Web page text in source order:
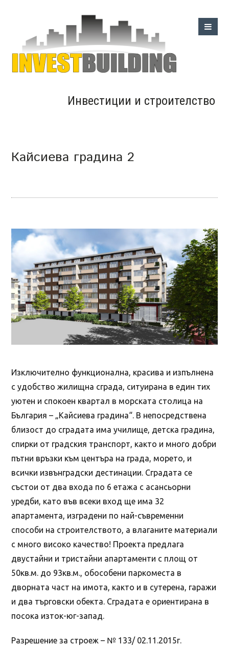
Инвестиции и строителство
Кайсиева градина 2
Изключително функционална, красива и изпълнена
с удобство жилищна сграда, ситуирана в един тих
уютен и спокоен квартал в морската столица на
България – „Кайсиева градина“. В непосредствена
близост до сградата има училище, детска градина,
спирки от градския транспорт, както и много добри
пътни връзки към центъра на града, морето, и
всички извънградски дестинации. Сградата се
състои от два входа по 6 етажа с асансьорни
уредби, като във всеки вход ще има 32
апартамента, изградени по най-съвременни
способи на строителството, а влаганите материали
с много високо качество! Проекта предлага
двустайни и тристайни апартаменти с площ от
50кв.м. до 93кв.м., обособени паркоместа в
дворната част на имота, както и в сутерена, гаражи
и два търговски обекта. Сградата е ориентирана в
посока изток-юг-запад.
Разрешение за строеж – № 133/ 02.11.2015г.